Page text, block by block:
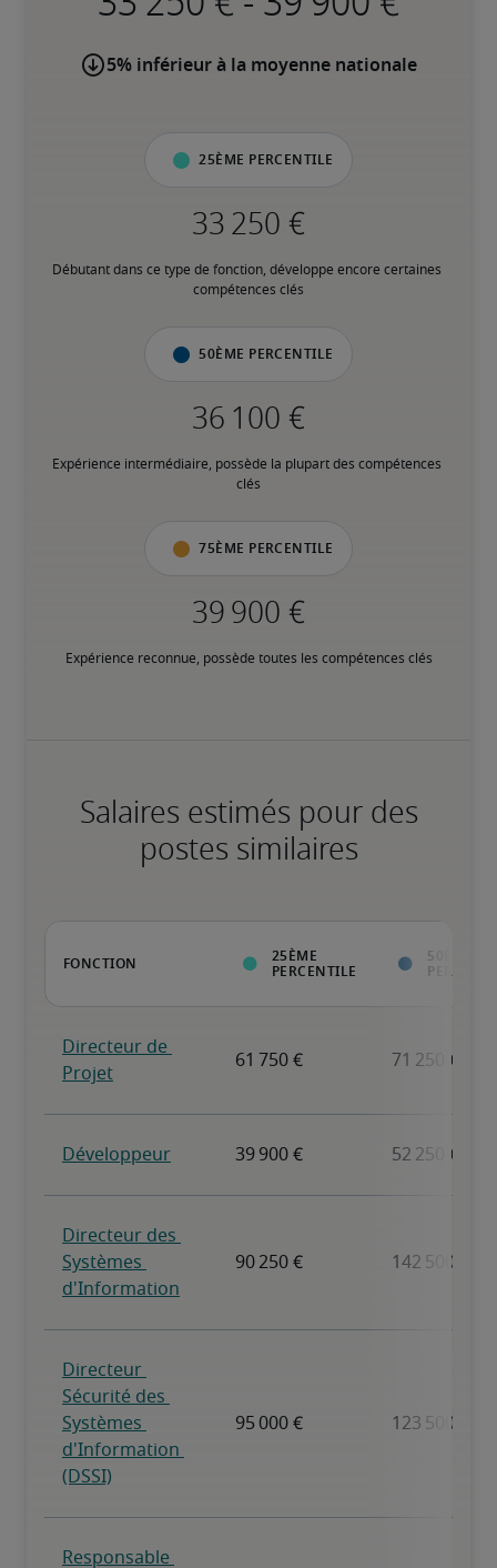
5% inférieur à la moyenne nationale
25ème percentile
Débutant dans ce type de fonction, développe encore certaines
compétences clés
50ème percentile
Expérience intermédiaire, possède la plupart des compétences
clés
75ème percentile
Expérience reconnue, possède toutes les compétences clés
Salaires estimés pour des
postes similaires